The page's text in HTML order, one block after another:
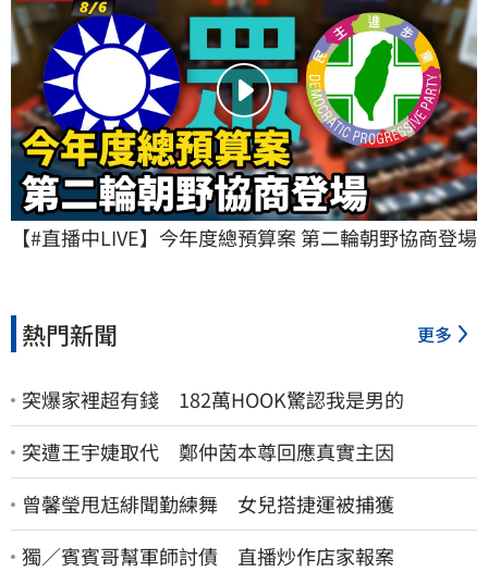
【#直播中LIVE】今年度總預算案 第二輪朝野協商登場
熱門新聞 更多
突爆家裡超有錢 182萬HOOK驚認我是男的
突遭王宇婕取代 鄭仲茵本尊回應真實主因
曾馨瑩甩尪緋聞勤練舞 女兒搭捷運被捕獲
獨／賓賓哥幫軍師討債 直播炒作店家報案